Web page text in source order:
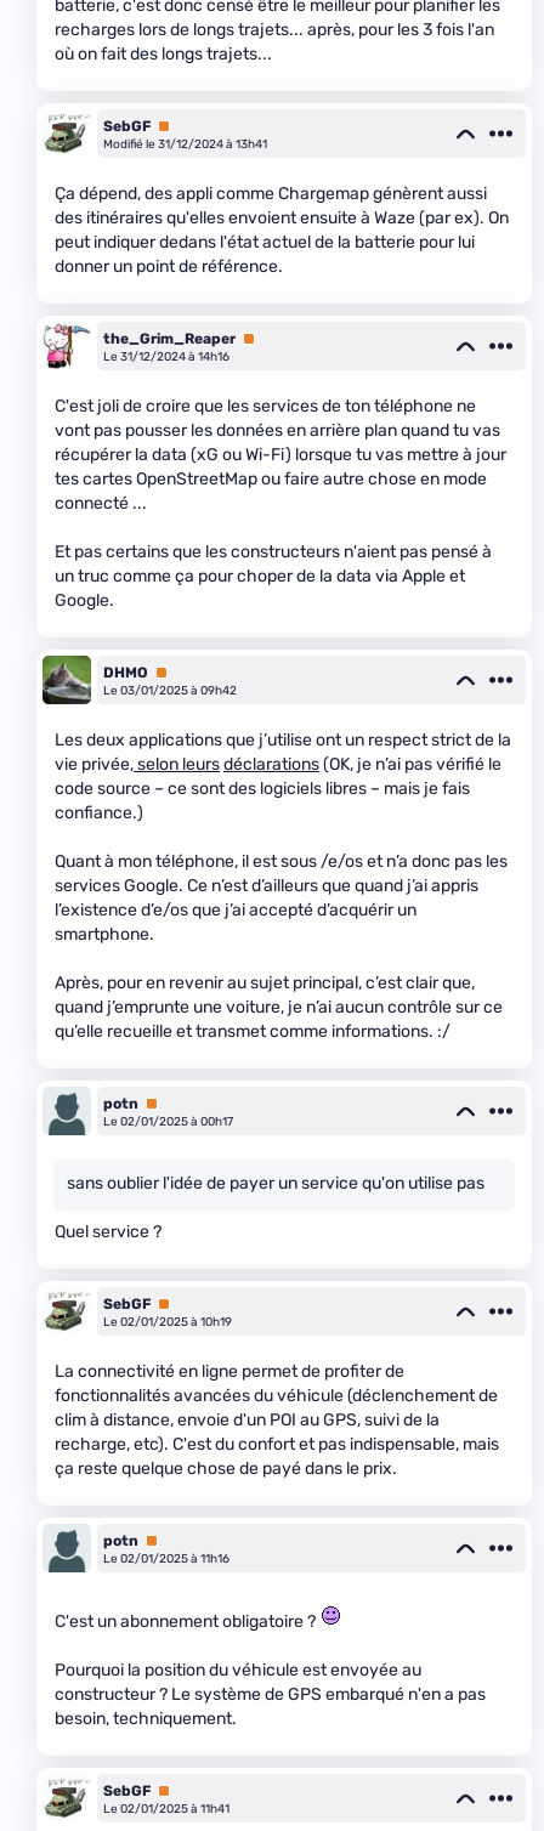
batterie, c'est donc censé être le meilleur pour planifier les
recharges lors de longs trajets... après, pour les 3 fois l'an
où on fait des longs trajets...
SebGF Premium
Modifié le 31/12/2024 à 13h41
Ça dépend, des appli comme Chargemap génèrent aussi
des itinéraires qu'elles envoient ensuite à Waze (par ex). On
peut indiquer dedans l'état actuel de la batterie pour lui
donner un point de référence.
the_Grim_Reaper Premium
Le 31/12/2024 à 14h16
C'est joli de croire que les services de ton téléphone ne
vont pas pousser les données en arrière plan quand tu vas
récupérer la data (xG ou Wi-Fi) lorsque tu vas mettre à jour
tes cartes OpenStreetMap ou faire autre chose en mode
connecté ...
Et pas certains que les constructeurs n'aient pas pensé à
un truc comme ça pour choper de la data via Apple et
Google.
DHMO
Premium
Le 03/01/2025 à 09h42
Les deux applications que j’utilise ont un respect strict de la
vie privée,selon leursdéclarations(OK, je n’ai pas vérifié le
code source – ce sont des logiciels libres – mais je fais
confiance.)
Quant à mon téléphone, il est sous /e/os et n’a donc pas les
services Google. Ce n’est d’ailleurs que quand j’ai appris
l’existence d’e/os que j’ai accepté d’acquérir un
smartphone.
Après, pour en revenir au sujet principal, c’est clair que,
quand j’emprunte une voiture, je n’ai aucun contrôle sur ce
qu’elle recueille et transmet comme informations. :/
potn
Premium
Le 02/01/2025 à 00h17
sans oublier l'idée de payer un service qu'on utilise pas
Quel service ?
SebGF Premium
Le 02/01/2025 à 10h19
La connectivité en ligne permet de profiter de
fonctionnalités avancées du véhicule (déclenchement de
clim à distance, envoie d'un POI au GPS, suivi de la
recharge, etc). C'est du confort et pas indispensable, mais
ça reste quelque chose de payé dans le prix.
potn
Premium
Le 02/01/2025 à 11h16
C'est un abonnement obligatoire ?
Pourquoi la position du véhicule est envoyée au
constructeur ? Le système de GPS embarqué n'en a pas
besoin, techniquement.
SebGF Premium
Le 02/01/2025 à 11h41